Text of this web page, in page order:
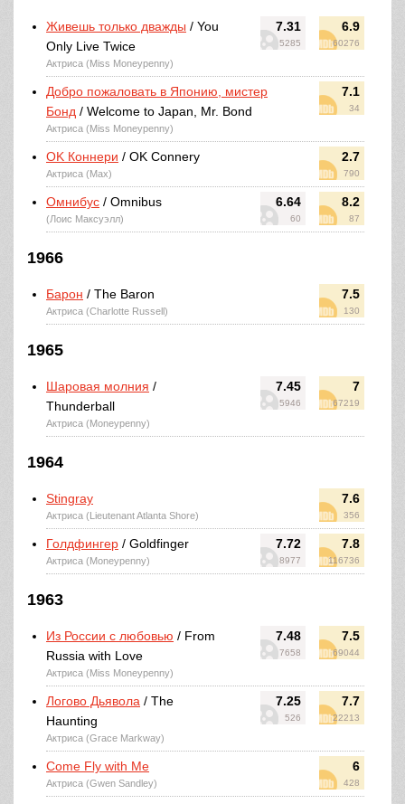
7.31
5285
6.9
60276
Живешь только дважды / You
Only Live Twice
Актриса (Miss Moneypenny)
7.1
34
Добро пожаловать в Японию, мистер
Бонд / Welcome to Japan, Mr. Bond
Актриса (Miss Moneypenny)
2.7
790
OK Коннери / OK Connery
Актриса (Max)
6.64
60
8.2
87
Омнибус / Omnibus
(Лоис Максуэлл)
1966
7.5
130
Барон / The Baron
Актриса (Charlotte Russell)
1965
7.45
5946
7
67219
Шаровая молния /
Thunderball
Актриса (Moneypenny)
1964
7.6
356
Stingray
Актриса (Lieutenant Atlanta Shore)
7.72
8977
7.8
116736
Голдфингер / Goldfinger
Актриса (Moneypenny)
1963
7.48
7658
7.5
69044
Из России с любовью / From
Russia with Love
Актриса (Miss Moneypenny)
7.25
526
7.7
22213
Логово Дьявола / The
Haunting
Актриса (Grace Markway)
6
428
Come Fly with Me
Актриса (Gwen Sandley)